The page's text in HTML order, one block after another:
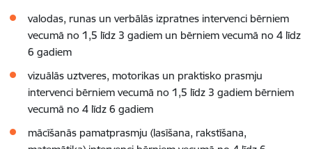
valodas, runas un verbālās izpratnes intervenci bērniem
vecumā no 1,5 līdz 3 gadiem un bērniem vecumā no 4 līdz
6 gadiem
vizuālās uztveres, motorikas un praktisko prasmju
intervenci bērniem vecumā no 1,5 līdz 3 gadiem bērniem
vecumā no 4 līdz 6 gadiem
mācīšanās pamatprasmju (lasīšana, rakstīšana,